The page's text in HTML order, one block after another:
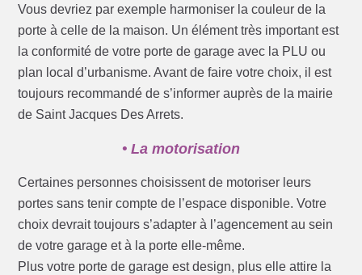
Vous devriez par exemple harmoniser la couleur de la
porte à celle de la maison. Un élément très important est
la conformité de votre porte de garage avec la PLU ou
plan local d’urbanisme. Avant de faire votre choix, il est
toujours recommandé de s’informer auprès de la mairie
de Saint Jacques Des Arrets.
• La motorisation
Certaines personnes choisissent de motoriser leurs
portes sans tenir compte de l’espace disponible. Votre
choix devrait toujours s’adapter à l’agencement au sein
de votre garage et à la porte elle-même.
Plus votre porte de garage est design, plus elle attire la